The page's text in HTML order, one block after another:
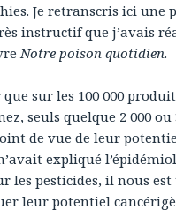
Je retranscris ici une
instructif que j’avais
Notre poison quotidien.
sur les 100 000
seuls quelque 2 000 ou
de vue de leur
expliqué
les pesticides, il nous est
leur potentiel